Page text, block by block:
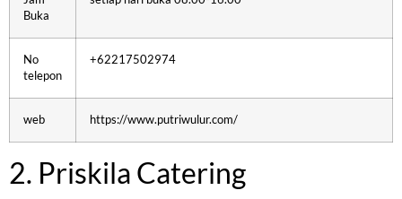
Buka
No
telepon
+62217502974
web https://www.putriwulur.com/
2. Priskila Catering